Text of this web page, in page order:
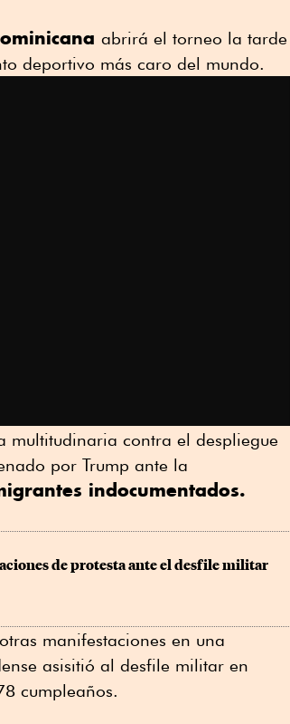
abrirá el torneo la tarde
deportivo más caro del mundo.
multitudinaria contra el despliegue
por Trump ante la
indocumentados.
de protesta ante el desfile militar
manifestaciones en una
asisitió al desfile militar en
cumpleaños.